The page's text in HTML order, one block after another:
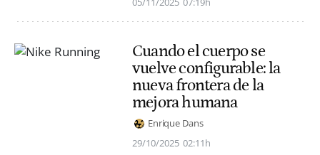
Cuando el cuerpo se
vuelve configurable: la
nueva frontera de la
mejora humana
Enrique Dans
29/10/2025 02:11h